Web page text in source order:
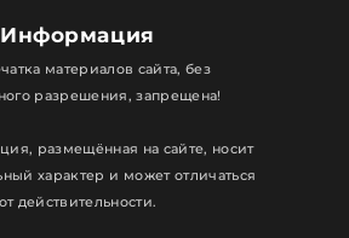
Информация
материалов сайта, без
разрешения, запрещена!
размещённая на сайте, носит
характер и может отличаться
от действительности.